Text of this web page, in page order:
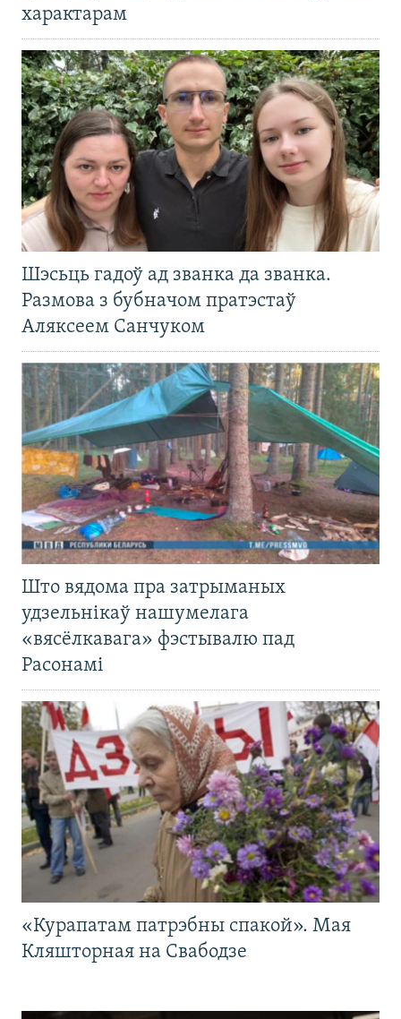
характарам
Шэсьць гадоў ад званка да званка.
Размова з бубначом пратэстаў
Аляксеем Санчуком
Што вядома пра затрыманых
удзельнікаў нашумелага
«вясёлкавага» фэстывалю пад
Расонамі
«Курапатам патрэбны спакой». Мая
Кляшторная на Свабодзе